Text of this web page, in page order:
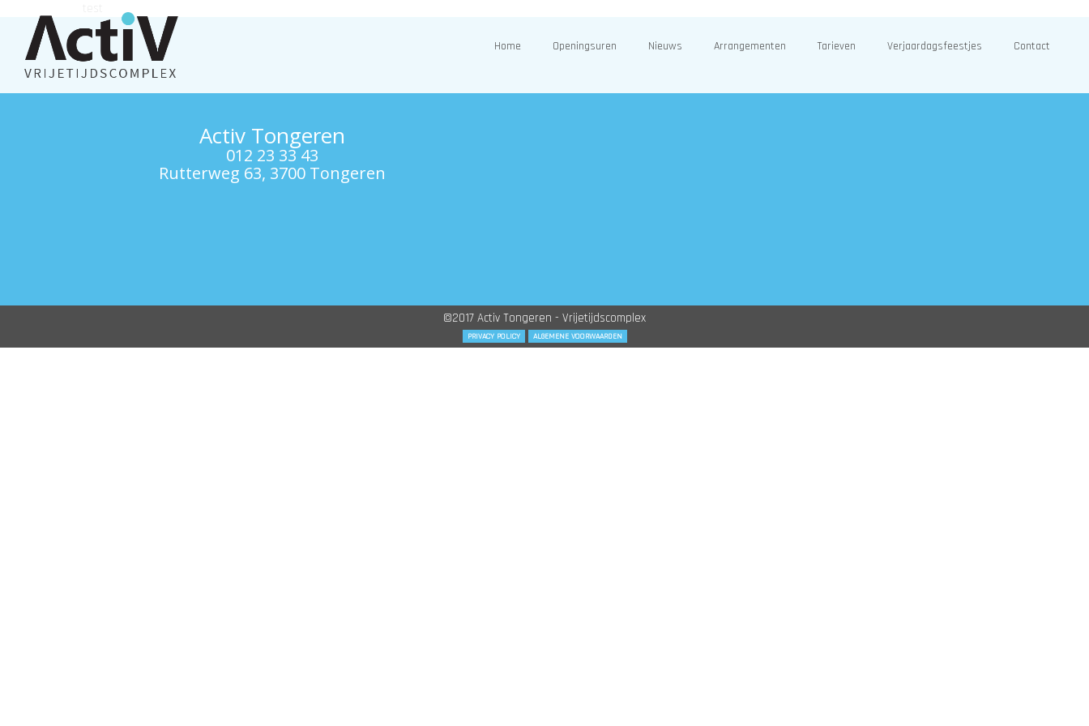
Home Openingsuren Nieuws Arrangementen Tarieven Verjaardagsfeestjes Contact
Activ Tongeren
012 23 33 43
Rutterweg 63, 3700 Tongeren
©2017 Activ Tongeren - Vrijetijdscomplex
PRIVACY POLICY ALGEMENE VOORWAARDEN